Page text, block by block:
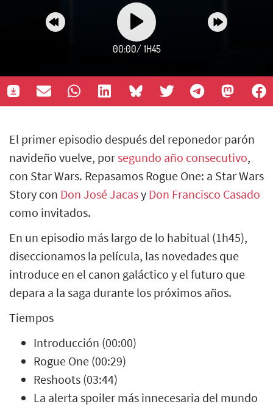
00:00/ 1H45
El primer episodio después del reponedor parón
navideño vuelve, porsegundo año consecutivo,
con Star Wars. Repasamos Rogue One: a Star Wars
Story con Don José Jacasy Don Francisco Casado
como invitados.
En un episodio más largo de lo habitual (1h45),
diseccionamos la película, las novedades que
introduce en el canon galáctico y el futuro que
depara a la saga durante los próximos años.
Tiempos
Introducción (00:00)
Rogue One (00:29)
Reshoots (03:44)
La alerta spoiler más innecesaria del mundo